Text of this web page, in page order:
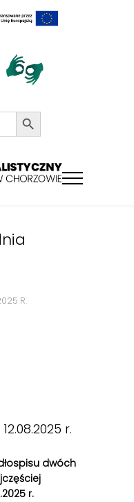
Search Button
R.
r.
dwóch
.2025 r.